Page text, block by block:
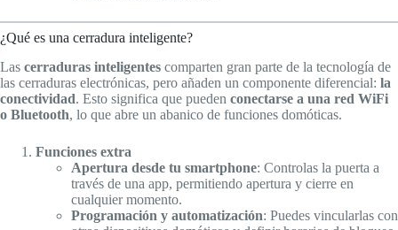
¿Qué es una cerradura inteligente?
Las cerraduras inteligentes comparten gran parte de la tecnología de
las cerraduras electrónicas, pero añaden un componente diferencial: la
conectividad. Esto significa que pueden conectarse a una red WiFi
o Bluetooth, lo que abre un abanico de funciones domóticas.
Funciones extra
Apertura desde tu smartphone: Controlas la puerta a
través de una app, permitiendo apertura y cierre en
cualquier momento.
Programación y automatización: Puedes vincularlas con